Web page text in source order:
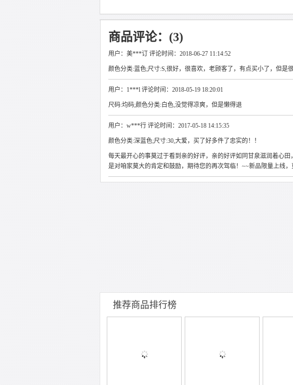
商品评论：(3)
用户：美***订 评论时间：2018-06-27 11:14:52
颜色分类:蓝色;尺寸:S,很好，很喜欢，老顾客了，有点买小了，但是很
用户：1***l 评论时间：2018-05-19 18:20:01
尺码:均码;颜色分类:白色,没觉得凉爽，但是懒得退
用户：w***行 评论时间：2017-05-18 14:15:35
颜色分类:深蓝色;尺寸:30,大爱，买了好多件了忠实的！！
每天最开心的事莫过于看到亲的好评，亲的好评如同甘泉滋润着心
是对咱家莫大的肯定和鼓励，期待您的再次驾临！~~新品限量上线
推荐商品排行榜